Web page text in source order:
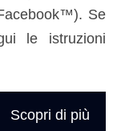
Se
le istruzioni
Scopri di più